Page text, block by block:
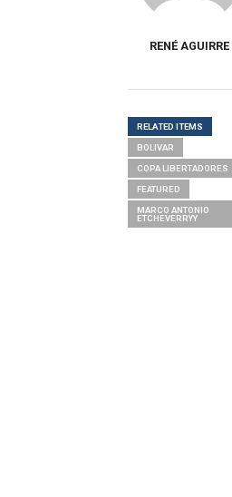
RENÉ AGUIRRE
RELATED ITEMS
BOLIVAR
COPA LIBERTADORES
FEATURED
MARCO ANTONIO
ETCHEVERRYY